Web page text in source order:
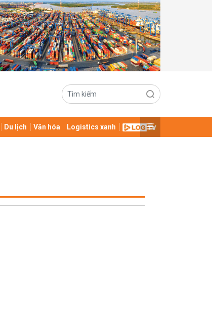
Du lịch Văn hóa Logistics xanh